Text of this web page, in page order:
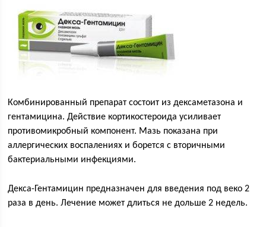
Комбинированный препарат состоит из дексаметазона и
гентамицина. Действие кортикостероида усиливает
противомикробный компонент. Мазь показана при
аллергических воспалениях и борется с вторичными
бактериальными инфекциями.
Декса-Гентамицин предназначен для введения под веко 2
раза в день. Лечение может длиться не дольше 2 недель.